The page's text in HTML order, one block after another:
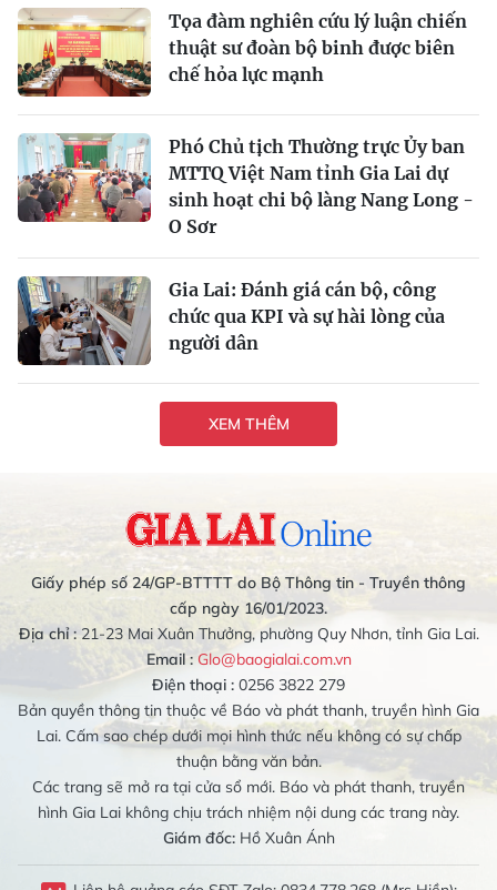
Tọa đàm nghiên cứu lý luận chiến
thuật sư đoàn bộ binh được biên
chế hỏa lực mạnh
Phó Chủ tịch Thường trực Ủy ban
MTTQ Việt Nam tỉnh Gia Lai dự
sinh hoạt chi bộ làng Nang Long -
O Sơr
Gia Lai: Đánh giá cán bộ, công
chức qua KPI và sự hài lòng của
người dân
XEM THÊM
Giấy phép số 24/GP-BTTTT do Bộ Thông tin - Truyền thông
cấp ngày 16/01/2023.
Địa chỉ :21-23 Mai Xuân Thưởng, phường Quy Nhơn, tỉnh Gia Lai.
Email : Glo@baogialai.com.vn
Điện thoại : 0256 3822 279
Bản quyền thông tin thuộc về Báo và phát thanh, truyền hình Gia
Lai. Cấm sao chép dưới mọi hình thức nếu không có sự chấp
thuận bằng văn bản.
Các trang sẽ mở ra tại cửa sổ mới. Báo và phát thanh, truyền
hình Gia Lai không chịu trách nhiệm nội dung các trang này.
Giám đốc:Hồ Xuân Ánh